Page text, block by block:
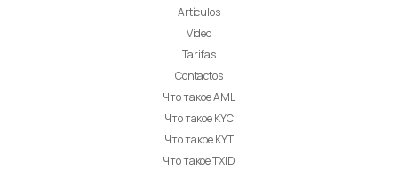
Artículos
Video
Tarifas
Contactos
Что такое AML
Что такое KYC
Что такое KYT
Что такое TXID